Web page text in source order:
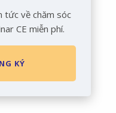
tức về chăm sóc
CE miễn phí.
KÝ